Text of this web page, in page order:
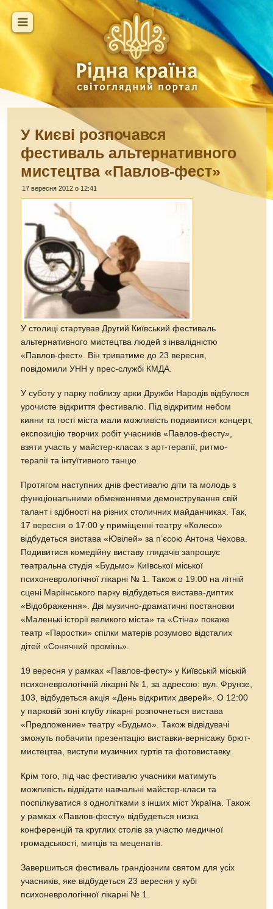
У Києві розпочався
фестиваль альтернативного
мистецтва «Павлов-фест»
17 вересня 2012 о 12:41
У столиці стартував Другий Київський фестиваль
альтернативного мистецтва людей з інвалідністю
«Павлов-фест». Він триватиме до 23 вересня,
повідомили УНН у прес-службі КМДА.
У суботу у парку поблизу арки Дружби Народів відбулося
урочисте відкриття фестивалю. Під відкритим небом
кияни та гості міста мали можливість подивитися концерт,
експозицію творчих робіт учасників «Павлов-фесту»,
взяти участь у майстер-класах з арт-терапії, ритмо-
терапії та інтуїтивного танцю.
Протягом наступних днів фестивалю діти та молодь з
функціональними обмеженнями демонстрування свій
талант і здібності на різних столичних майданчиках. Так,
17 вересня о 17:00 у приміщенні театру «Колесо»
відбудеться вистава «Ювілей» за п’єсою Антона Чехова.
Подивитися комедійну виставу глядачів запрошує
театральна студія «Будьмо» Київської міської
психоневрологічної лікарні № 1. Також о 19:00 на літній
сцені Маріїнського парку відбудеться вистава-диптих
«Відображення». Дві музично-драматичні постановки
«Маленькі історії великого міста» та «Стіна» покаже
театр «Паростки» спілки матерів розумово відсталих
дітей «Сонячний промінь».
19 вересня у рамках «Павлов-фесту» у Київській міській
психоневрологічній лікарні № 1, за адресою: вул. Фрунзе,
103, відбудеться акція «День відкритих дверей». О 12:00
у парковій зоні клубу лікарні розпочнеться вистава
«Предложение» театру «Будьмо». Також відвідувачі
зможуть побачити презентацію виставки-вернісажу брют-
мистецтва, виступи музичних гуртів та фотовиставку.
Крім того, під час фестивалю учасники матимуть
можливість відвідати навчальні майстер-класи та
поспілкуватися з однолітками з інших міст Україна. Також
у рамках «Павлов-фесту» відбудеться низка
конференцій та круглих столів за участю медичної
громадськості, митців та меценатів.
Завершиться фестиваль грандіозним святом для усіх
учасників, яке відбудеться 23 вересня у кубі
психоневрологічної лікарні № 1.